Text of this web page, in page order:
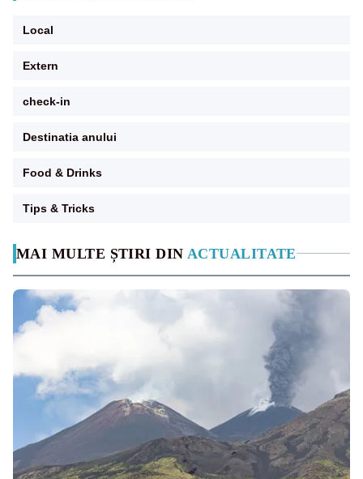
MAI MULTE ȘTIRI DIN ACTUALITATE
Local
Extern
check-in
Destinatia anului
Food & Drinks
Tips & Tricks